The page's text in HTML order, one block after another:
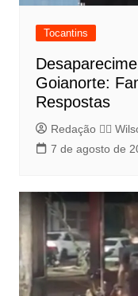
Tocantins
Goianorte:
Respostas
Redação 👨‍⚖️​
7 de agosto de